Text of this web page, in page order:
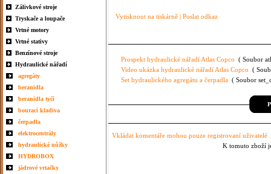
Zálivkové stroje
Tryskače a loupače
Vrtné motory
Vrtné stativy
Benzínové stroje
Hydraulické nářadí
agregáty
beranidla
beranidla tyčí
bourací kladiva
čerpadla
elektrocentrály
hydraulické nůžky
HYDROBOX
jádrové vrtačky
Vytisknout na tiskárně | Poslat odkaz
Prospekt hydraulické nářadí Atlas Copco ( Soubor
Video ukázka hydraulické nářadí Atlas Copco (
Set hydraulického agregátu a čerpadla ( Soubor
Vkládat komentáře mohou pouze registrovaní uživatelé
K tomuto zboží